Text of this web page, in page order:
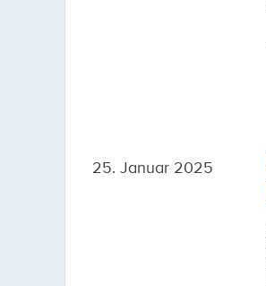
25. Januar 2025